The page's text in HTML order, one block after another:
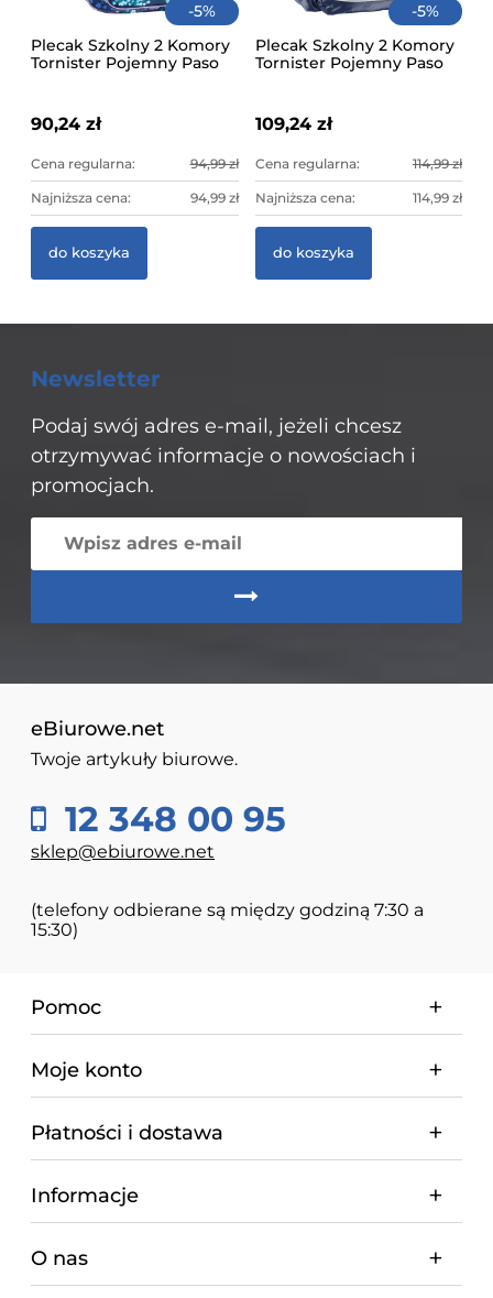
-5%
Plecak Szkolny 2 Komory
Tornister Pojemny Paso
90,24 zł
Cena regularna: 94,99 zł
Najniższa cena: 94,99 zł
do koszyka
-5%
Plecak Szkolny 2 Komory
Tornister Pojemny Paso
109,24 zł
Cena regularna: 114,99 zł
Najniższa cena: 114,99 zł
do koszyka
Newsletter
Podaj swój adres e-mail, jeżeli chcesz
otrzymywać informacje o nowościach i
promocjach.
eBiurowe.net
Twoje artykuły biurowe.
12 348 00 95
sklep@ebiurowe.net
(telefony odbierane są między godziną 7:30 a
15:30)
Pomoc
Moje konto
Płatności i dostawa
Informacje
O nas